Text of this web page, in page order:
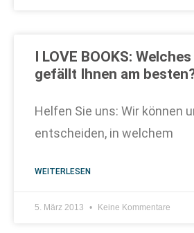
I LOVE BOOKS:
gefällt Ihnen am
Helfen Sie uns: Wir können
entscheiden, in welchem
WEITERLESEN
5. März 2013 Keine Kommentare